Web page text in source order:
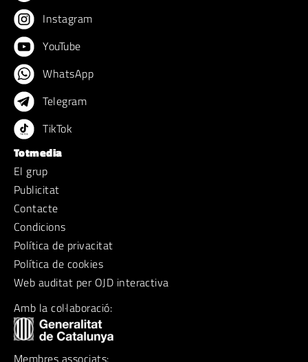
Instagram
YouTube
WhatsApp
Telegram
TikTok
Totmedia
El grup
Publicitat
Contacte
Condicions
Política de privacitat
Política de cookies
Web auditat per OJD interactiva
Amb la col·laboració:
Membres associats: